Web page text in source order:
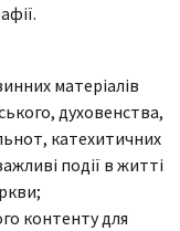
матеріалів
духовенства,
катехитичних
події в житті
контенту для